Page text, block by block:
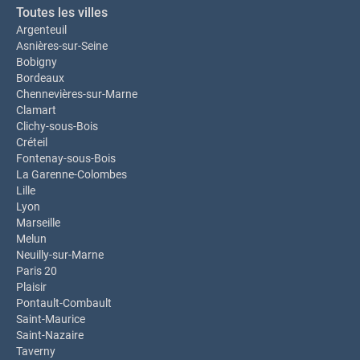
Toutes les villes
Argenteuil
Asnières-sur-Seine
Bobigny
Bordeaux
Chennevières-sur-Marne
Clamart
Clichy-sous-Bois
Créteil
Fontenay-sous-Bois
La Garenne-Colombes
Lille
Lyon
Marseille
Melun
Neuilly-sur-Marne
Paris 20
Plaisir
Pontault-Combault
Saint-Maurice
Saint-Nazaire
Taverny